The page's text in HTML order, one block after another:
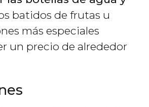
batidos de frutas u
más especiales
un precio de alrededor